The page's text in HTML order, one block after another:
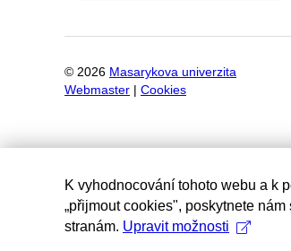
© 2026 Masarykova univerzita
Webmaster
Cookies
K vyhodnocování tohoto webu a k
„přijmout cookies", poskytnete
stranám. Upravit možnosti